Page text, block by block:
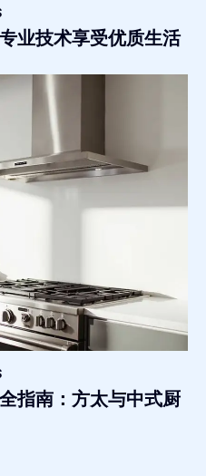
业技术享受优质生活
指南：方太与中式厨